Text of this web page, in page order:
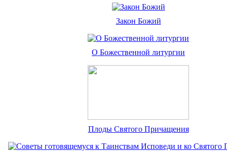
Закон Божий
О Божественной литургии
Плоды Святого Причащения